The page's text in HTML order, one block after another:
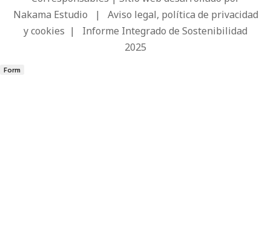
Nakama Estudio | Aviso legal, política de privacidad
y cookies | Informe Integrado de Sostenibilidad
2025
Form